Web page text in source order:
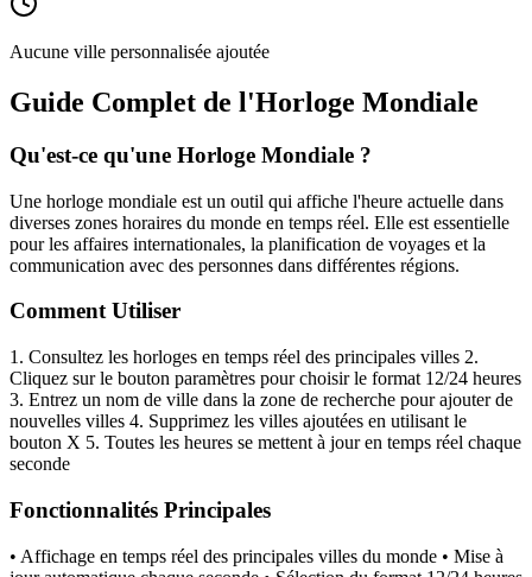
Aucune ville personnalisée ajoutée
Guide Complet de l'Horloge Mondiale
Qu'est-ce qu'une Horloge Mondiale ?
Une horloge mondiale est un outil qui affiche l'heure actuelle dans
diverses zones horaires du monde en temps réel. Elle est essentielle
pour les affaires internationales, la planification de voyages et la
communication avec des personnes dans différentes régions.
Comment Utiliser
1. Consultez les horloges en temps réel des principales villes 2.
Cliquez sur le bouton paramètres pour choisir le format 12/24 heures
3. Entrez un nom de ville dans la zone de recherche pour ajouter de
nouvelles villes 4. Supprimez les villes ajoutées en utilisant le
bouton X 5. Toutes les heures se mettent à jour en temps réel chaque
seconde
Fonctionnalités Principales
• Affichage en temps réel des principales villes du monde • Mise à